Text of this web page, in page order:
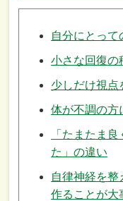
自分にとって
小さな回復の
少しだけ視点
体が不調の方
「たまたま
た」の違い
自律神経を整
作ることが大